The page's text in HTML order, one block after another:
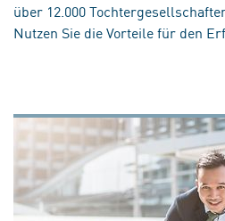
über 12.000
Nutzen Sie die Vorteile für den